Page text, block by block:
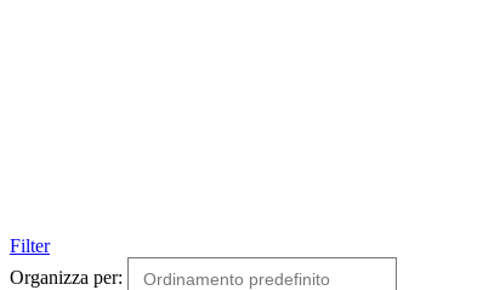
Filter
Organizza per: